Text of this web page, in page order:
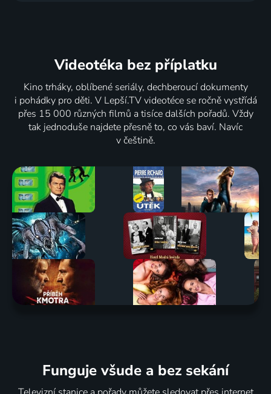
Videotéka bez příplatku
Kino trháky, oblíbené seriály, dechberoucí dokumenty
i pohádky pro děti. V Lepší.TV videotéce se ročně vystřídá
přes 15 000 různých filmů a tisíce dalších pořadů. Vždy
tak jednoduše najdete přesně to, co vás baví. Navíc
v češtině.
Funguje všude a bez sekání